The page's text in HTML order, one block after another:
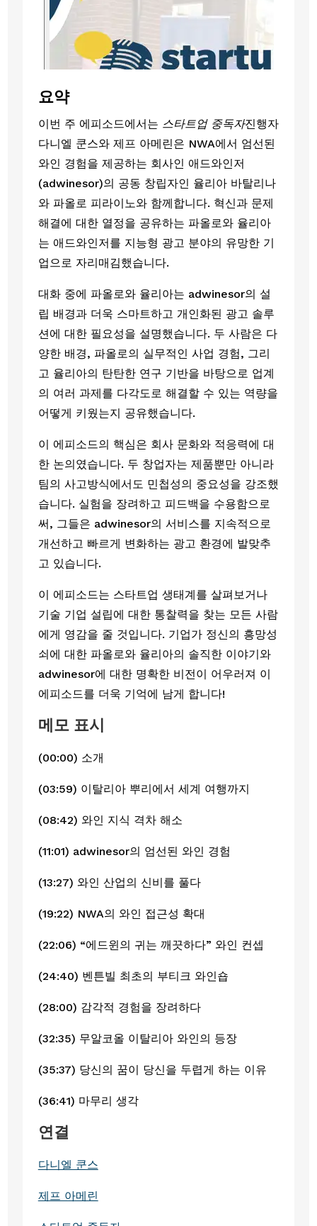
요약
이번 주 에피소드에서는 스타트업 중독자진행자
다니엘 쿤스와 제프 아메린은 NWA에서 엄선된
와인 경험을 제공하는 회사인 애드와인저
(adwinesor)의 공동 창립자인 율리아 바탈리나
와 파올로 피라이노와 함께합니다. 혁신과 문제
해결에 대한 열정을 공유하는 파올로와 율리아
는 애드와인저를 지능형 광고 분야의 유망한 기
업으로 자리매김했습니다.
대화 중에 파올로와 율리아는 adwinesor의 설
립 배경과 더욱 스마트하고 개인화된 광고 솔루
션에 대한 필요성을 설명했습니다. 두 사람은 다
양한 배경, 파올로의 실무적인 사업 경험, 그리
고 율리아의 탄탄한 연구 기반을 바탕으로 업계
의 여러 과제를 다각도로 해결할 수 있는 역량을
어떻게 키웠는지 공유했습니다.
이 에피소드의 핵심은 회사 문화와 적응력에 대
한 논의였습니다. 두 창업자는 제품뿐만 아니라
팀의 사고방식에서도 민첩성의 중요성을 강조했
습니다. 실험을 장려하고 피드백을 수용함으로
써, 그들은 adwinesor의 서비스를 지속적으로
개선하고 빠르게 변화하는 광고 환경에 발맞추
고 있습니다.
이 에피소드는 스타트업 생태계를 살펴보거나
기술 기업 설립에 대한 통찰력을 찾는 모든 사람
에게 영감을 줄 것입니다. 기업가 정신의 흥망성
쇠에 대한 파올로와 율리아의 솔직한 이야기와
adwinesor에 대한 명확한 비전이 어우러져 이
에피소드를 더욱 기억에 남게 합니다!
메모 표시
(00:00) 소개
(03:59) 이탈리아 뿌리에서 세계 여행까지
(08:42) 와인 지식 격차 해소
(11:01) adwinesor의 엄선된 와인 경험
(13:27) 와인 산업의 신비를 풀다
(19:22) NWA의 와인 접근성 확대
(22:06) “에드윈의 귀는 깨끗하다” 와인 컨셉
(24:40) 벤튼빌 최초의 부티크 와인숍
(28:00) 감각적 경험을 장려하다
(32:35) 무알코올 이탈리아 와인의 등장
(35:37) 당신의 꿈이 당신을 두렵게 하는 이유
(36:41) 마무리 생각
연결
다니엘 쿤스
제프 아메린